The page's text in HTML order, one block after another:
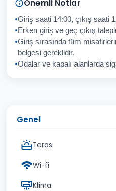
Önemli Notlar
Giriş saati 14:00, çıkış saati
Erken giriş ve geç çıkış
Giriş sırasında tüm
belgesi gereklidir.
Odalar ve kapalı alanlarda
Genel
Teras
Wi-fi
Klima